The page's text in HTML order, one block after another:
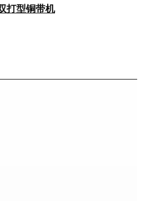
打型铜带机